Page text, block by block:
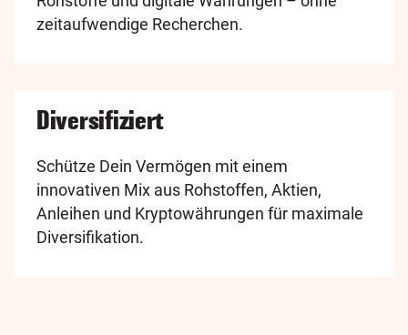
zeitaufwendige Recherchen.
Diversifiziert
Schütze Dein Vermögen mit einem
innovativen Mix aus Rohstoffen, Aktien,
Anleihen und Kryptowährungen für maximale
Diversifikation.